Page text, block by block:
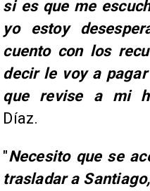
si es que me
yo estoy
cuento con los
decir le voy a
que revise a mi
Díaz.
"Necesito que se
trasladar a